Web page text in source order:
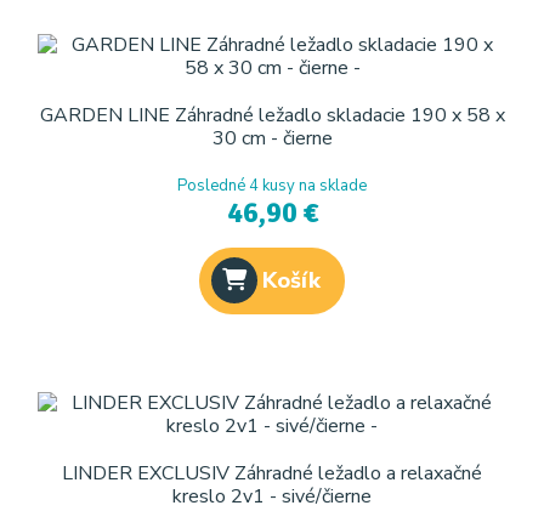
GARDEN LINE Záhradné ležadlo skladacie 190 x 58 x
30 cm - čierne
Posledné 4 kusy na sklade
46,90 €
Košík
LINDER EXCLUSIV Záhradné ležadlo a relaxačné
kreslo 2v1 - sivé/čierne